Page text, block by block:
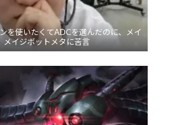
を使いたくてADCを選んだのに、メイ
メイジボットメタに苦言